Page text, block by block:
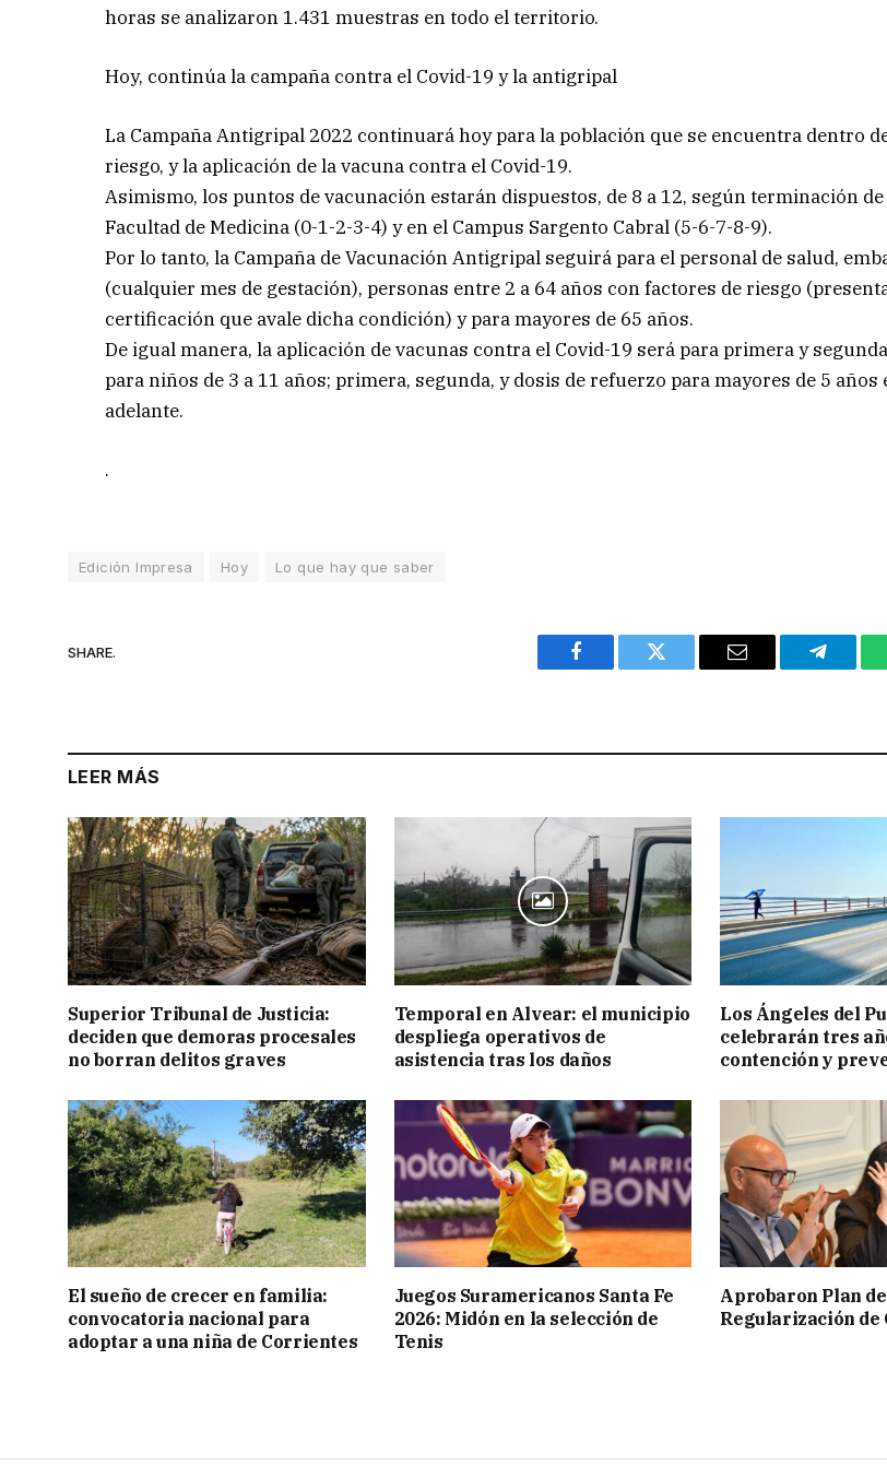
horas se analizaron 1.431 muestras en todo el territorio.
Hoy, continúa la campaña contra el Covid-19 y la antigripal
La Campaña Antigripal 2022 continuará hoy para la población que se encuentra dentro
riesgo, y la aplicación de la vacuna contra el Covid-19.
Asimismo, los puntos de vacunación estarán dispuestos, de 8 a 12, según terminación
Facultad de Medicina (0-1-2-3-4) y en el Campus Sargento Cabral (5-6-7-8-9).
Por lo tanto, la Campaña de Vacunación Antigripal seguirá para el personal de salud,
(cualquier mes de gestación), personas entre 2 a 64 años con factores de riesgo
certificación que avale dicha condición) y para mayores de 65 años.
De igual manera, la aplicación de vacunas contra el Covid-19 será para primera y
para niños de 3 a 11 años; primera, segunda, y dosis de refuerzo para mayores de 5 años
adelante.
.
Edición Impresa Hoy Lo que hay que saber
SHARE.
Facebook Twitter Email
LEER MÁS
Superior Tribunal de Justicia:
deciden que demoras procesales
no borran delitos graves
Temporal en Alvear: el municipio
despliega operativos de
asistencia tras los daños
Los Ángeles del
celebrarán tres
contención y
El sueño de crecer en familia:
convocatoria nacional para
adoptar a una niña de Corrientes
Juegos Suramericanos Santa Fe
2026: Midón en la selección de
Tenis
Aprobaron Plan de
Regularización de